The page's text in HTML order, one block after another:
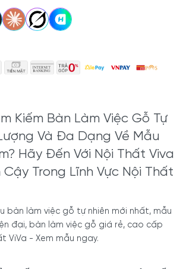
dùng cho các vị lãnh đạo cao cấp như
đốc. Hoặc với những người có điều
nhiên đẹp nhất hiện
gỗ tự nhiên hiện đại dành cho giám đốc
cấp mang đến sự mới lạ, độc đáo khi bước
Kiếm Bàn Làm Việc Gỗ Tự
Và Đa Dạng Về Mẫu
Hãy Đến Với Nội Thất Viva
Trong Lĩnh Vực Nội Thất
bàn làm việc gỗ tự nhiên mới nhất, mẫu
đại, bàn làm việc gỗ giá rẻ, cao cấp
ViVa - Xem mẫu ngay.